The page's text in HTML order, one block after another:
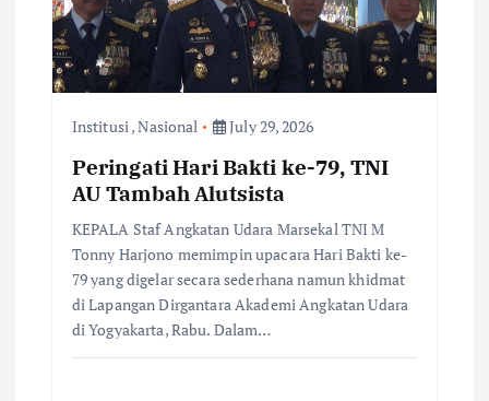
Institusi,Nasional July 29, 2026
Peringati Hari Bakti ke-79, TNI
AU Tambah Alutsista
KEPALA Staf Angkatan Udara Marsekal TNI M
Tonny Harjono memimpin upacara Hari Bakti ke-
79 yang digelar secara sederhana namun khidmat
di Lapangan Dirgantara Akademi Angkatan Udara
di Yogyakarta, Rabu. Dalam…